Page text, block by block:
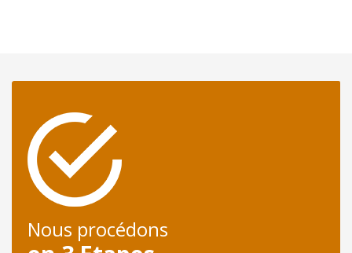
Nous procédons